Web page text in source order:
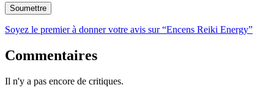
Soyez le premier à donner votre avis sur “Encens Reiki Energy”
Commentaires
Il n'y a pas encore de critiques.